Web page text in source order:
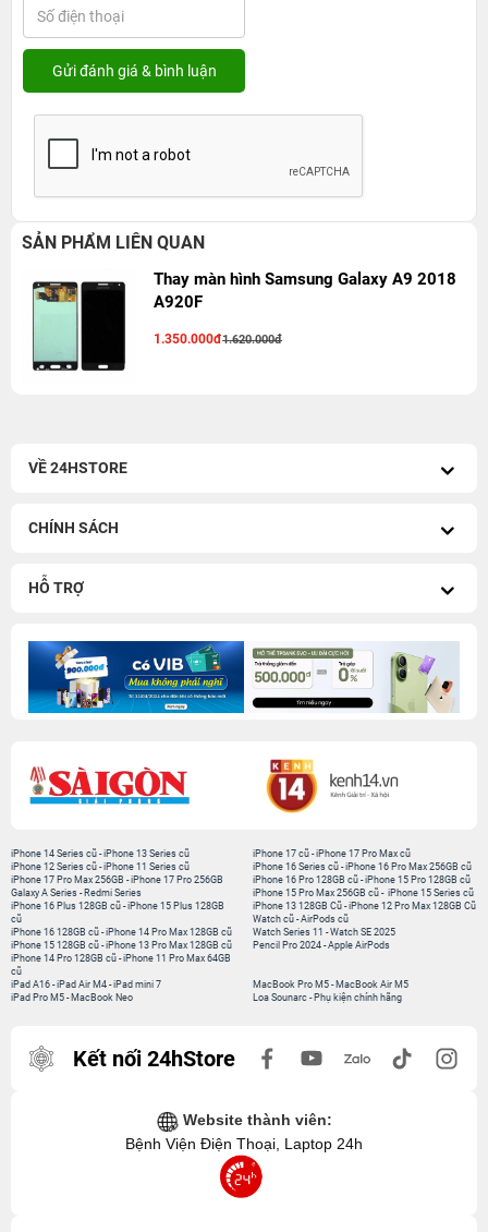
SẢN PHẨM LIÊN QUAN
Thay màn hình Samsung Galaxy A9 2018
A920F
1.350.000đ1.620.000đ
VỀ 24HSTORE
CHÍNH SÁCH
HỖ TRỢ
iPhone 14 Series cũ -iPhone 13 Series cũ
iPhone 12 Series cũ -iPhone 11 Series cũ
iPhone 17 Pro Max 256GB -iPhone 17 Pro 256GB
Galaxy A Series - Redmi Series
iPhone 17 cũ-iPhone 17 Pro Max cũ
iPhone 16 Series cũ- iPhone 16 Pro Max 256GB cũ
iPhone 16 Pro 128GB cũ-iPhone 15 Pro 128GB cũ
iPhone 15 Pro Max 256GB cũ- iPhone 15 Series cũ
iPhone 16 Plus 128GB cũ -iPhone 15 Plus 128GB
cũ
iPhone 16 128GB cũ -iPhone 14 Pro Max 128GB cũ
iPhone 15 128GB cũ -iPhone 13 Pro Max 128GB cũ
iPhone 14 Pro 128GB cũ -iPhone 11 Pro Max 64GB
cũ
iPhone 13 128GB Cũ-iPhone 12 Pro Max 128GB Cũ
Watch cũ-AirPods cũ
Watch Series 11 -Watch SE 2025
Pencil Pro 2024-Apple AirPods
iPad A16 -iPad Air M4 -iPad mini 7
iPad Pro M5 - MacBook Neo
MacBook Pro M5- MacBook Air M5
Loa Sounarc- Phụ kiện chính hãng
Kết nối 24hStore
Website thành viên:
Bệnh Viện Điện Thoại, Laptop 24h